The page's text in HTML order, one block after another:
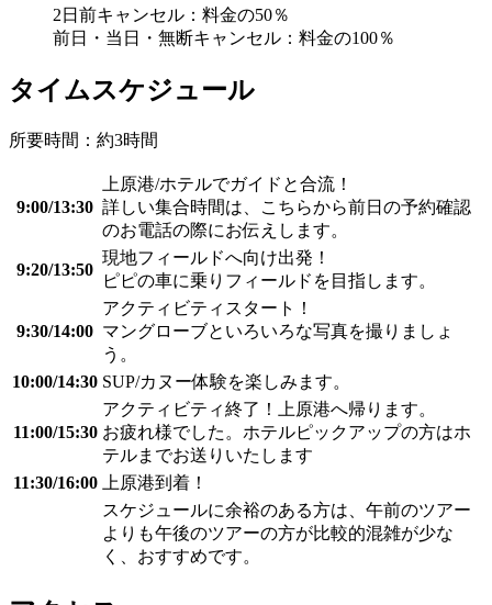
2日前キャンセル：料金の50％
前日・当日・無断キャンセル：料金の100％
タイムスケジュール
所要時間：約3時間
9:00/13:30
上原港/ホテルでガイドと合流！
詳しい集合時間は、こちらから前日の予約確認
のお電話の際にお伝えします。
9:20/13:50
現地フィールドへ向け出発！
ピピの車に乗りフィールドを目指します。
9:30/14:00
アクティビティスタート！
マングローブといろいろな写真を撮りましょ
う。
10:00/14:30 SUP/カヌー体験を楽しみます。
11:00/15:30
アクティビティ終了！上原港へ帰ります。
お疲れ様でした。ホテルピックアップの方はホ
テルまでお送りいたします
11:30/16:00
上原港到着！
スケジュールに余裕のある方は、午前のツアー
よりも午後のツアーの方が比較的混雑が少な
く、おすすめです。